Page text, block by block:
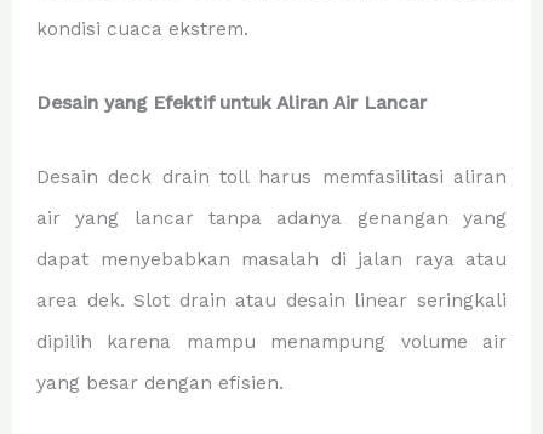
kondisi cuaca ekstrem.
Desain yang Efektif untuk Aliran Air Lancar
Desain deck drain toll harus memfasilitasi aliran
air yang lancar tanpa adanya genangan yang
dapat menyebabkan masalah di jalan raya atau
area dek. Slot drain atau desain linear seringkali
dipilih karena mampu menampung volume air
yang besar dengan efisien.